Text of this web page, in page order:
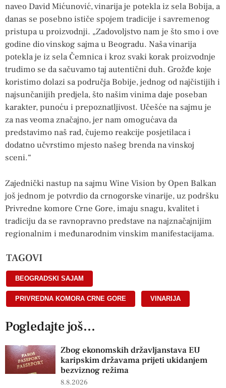
naveo David Mićunović, vinarija je potekla iz sela Bobija, a
danas se posebno ističe spojem tradicije i savremenog
pristupa u proizvodnji. „Zadovoljstvo nam je što smo i ove
godine dio vinskog sajma u Beogradu. Naša vinarija
potekla je iz sela Čemnica i kroz svaki korak proizvodnje
trudimo se da sačuvamo taj autentični duh. Grožđe koje
koristimo dolazi sa područja Bobije, jednog od najčistijih i
najsunčanijih predjela, što našim vinima daje poseban
karakter, punoću i prepoznatljivost. Učešće na sajmu je
za nas veoma značajno, jer nam omogućava da
predstavimo naš rad, čujemo reakcije posjetilaca i
dodatno učvrstimo mjesto našeg brenda na vinskoj
sceni.“
Zajednički nastup na sajmu Wine Vision by Open Balkan
još jednom je potvrdio da crnogorske vinarije, uz podršku
Privredne komore Crne Gore, imaju snagu, kvalitet i
tradiciju da se ravnopravno predstave na najznačajnijim
regionalnim i međunarodnim vinskim manifestacijama.
TAGOVI
BEOGRADSKI SAJAM
PRIVREDNA KOMORA CRNE GORE VINARIJA
Pogledajte još...
Zbog ekonomskih državljanstava EU
karipskim državama prijeti ukidanjem
bezviznog režima
8.8.2026